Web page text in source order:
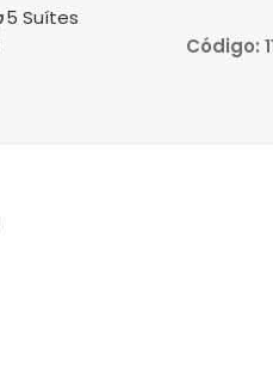
5 Suítes
Código: